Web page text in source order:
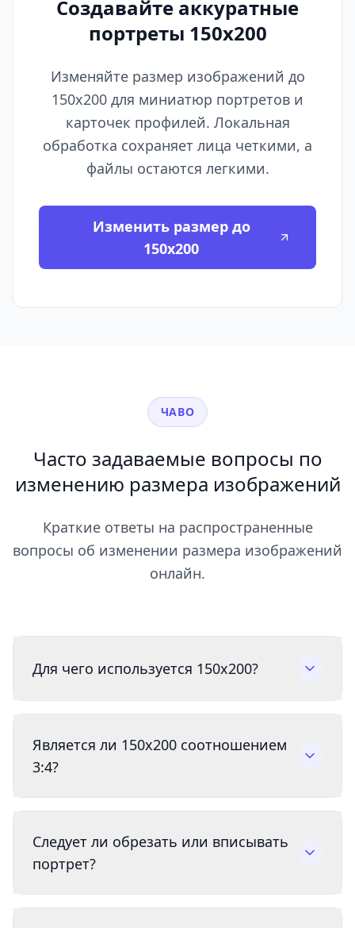
Создавайте аккуратные
портреты 150x200
Изменяйте размер изображений до
150x200 для миниатюр портретов и
карточек профилей. Локальная
обработка сохраняет лица четкими, а
файлы остаются легкими.
Изменить размер до
150x200
ЧАВО
Часто задаваемые вопросы по
изменению размера изображений
Краткие ответы на распространенные
вопросы об изменении размера изображений
онлайн.
Для чего используется 150x200?
Является ли 150x200 соотношением
3:4?
Следует ли обрезать или вписывать
портрет?